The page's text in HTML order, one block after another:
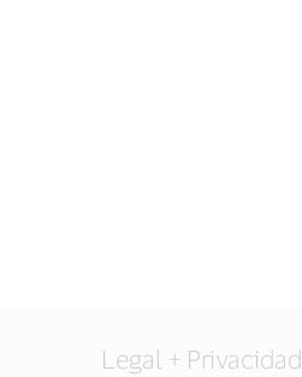
Legal + Privacidad